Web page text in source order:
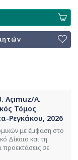
Açımuz/Α.
Τόμος
Ρεγκάκου, 2026
με έμφαση στο
Δίκαιο και τη
προεκτάσεις σε